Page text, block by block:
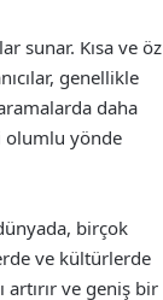
sunar. Kısa ve öz
genellikle
daha
olumlu yönde
birçok
ve kültürlerde
artırır ve geniş bir